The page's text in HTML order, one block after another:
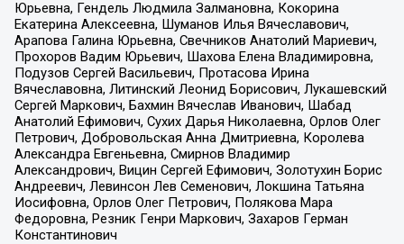
Юрьевна, Гендель Людмила Залмановна, Кокорина
Екатерина Алексеевна, Шуманов Илья Вячеславович,
Арапова Галина Юрьевна, Свечников Анатолий Мариевич,
Прохоров Вадим Юрьевич, Шахова Елена Владимировна,
Подузов Сергей Васильевич, Протасова Ирина
Вячеславовна, Литинский Леонид Борисович, Лукашевский
Сергей Маркович, Бахмин Вячеслав Иванович, Шабад
Анатолий Ефимович, Сухих Дарья Николаевна, Орлов Олег
Петрович, Добровольская Анна Дмитриевна, Королева
Александра Евгеньевна, Смирнов Владимир
Александрович, Вицин Сергей Ефимович, Золотухин Борис
Андреевич, Левинсон Лев Семенович, Локшина Татьяна
Иосифовна, Орлов Олег Петрович, Полякова Мара
Федоровна, Резник Генри Маркович, Захаров Герман
Константинович